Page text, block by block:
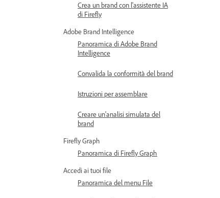
Crea un brand con l'assistente IA
di Firefly
Adobe Brand Intelligence
Panoramica di Adobe Brand
Intelligence
Convalida la conformità del brand
Istruzioni per assemblare
Creare un'analisi simulata del
brand
Firefly Graph
Panoramica di Firefly Graph
Accedi ai tuoi file
Panoramica del menu File